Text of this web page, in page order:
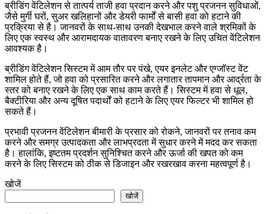
ब्रीडिंग वेंटिलेशन से तात्पर्य ताजी हवा प्रदान करने और पशु प्रजनन सुविधाओं,
जैसे मुर्गी घरों, सुअर खलिहानों और डेयरी फार्मों से बासी हवा को हटाने की
प्रक्रिया से है। जानवरों के साथ-साथ उनकी देखभाल करने वाले श्रमिकों के
लिए एक स्वस्थ और आरामदायक वातावरण बनाए रखने के लिए उचित वेंटिलेशन
आवश्यक है।
ब्रीडिंग वेंटिलेशन सिस्टम में आम तौर पर पंखे, एयर इनलेट और एग्जॉस्ट वेंट
शामिल होते हैं, जो हवा को प्रसारित करने और लगातार तापमान और आर्द्रता के
स्तर को बनाए रखने के लिए एक साथ काम करते हैं। सिस्टम में हवा से धूल,
बैक्टीरिया और अन्य दूषित पदार्थों को हटाने के लिए एयर फिल्टर भी शामिल हो
सकते हैं।
प्रभावी प्रजनन वेंटिलेशन बीमारी के प्रसार को रोकने, जानवरों पर तनाव कम
करने और समग्र उत्पादकता और लाभप्रदता में सुधार करने में मदद कर सकता
है। हालांकि, इष्टतम प्रदर्शन सुनिश्चित करने और ऊर्जा की खपत को कम
करने के लिए सिस्टम को ठीक से डिजाइन और रखरखाव करना महत्वपूर्ण है।
खोजें
खोजें